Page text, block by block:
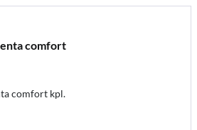
comfort
comfort kpl.